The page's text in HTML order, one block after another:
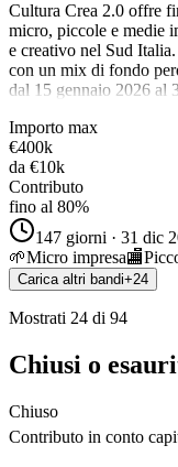
Cultura Crea 2.0 offre
micro, piccole e medie
e creativo nel Sud
con un mix di fondo
dal 15 gennaio 2026 al
Importo max
€400k
da €10k
Contributo
fino al 80%
147 giorni · 31 dic
🌱Micro impresa🏬
Carica altri bandi+24
Mostrati 24 di 94
Chiusi o
Chiuso
Contributo in conto